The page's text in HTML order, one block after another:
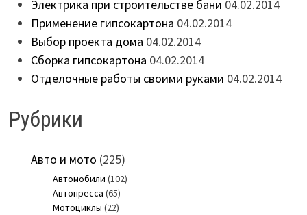
Электрика при строительстве бани 04.02.2014
Применение гипсокартона 04.02.2014
Выбор проекта дома 04.02.2014
Сборка гипсокартона 04.02.2014
Отделочные работы своими руками 04.02.2014
Рубрики
Авто и мото (225)
Автомобили (102)
Автопресса (65)
Мотоциклы (22)